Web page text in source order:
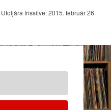
Utoljára frissítve: 2015. február 26.